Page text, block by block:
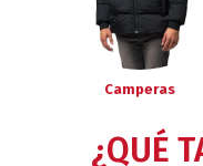
Camperas
¿QUÉ